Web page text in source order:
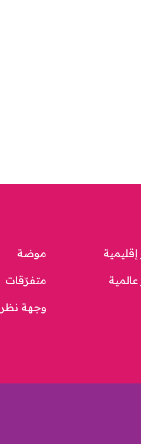
موضة
متفرّقات
وجهة نظر